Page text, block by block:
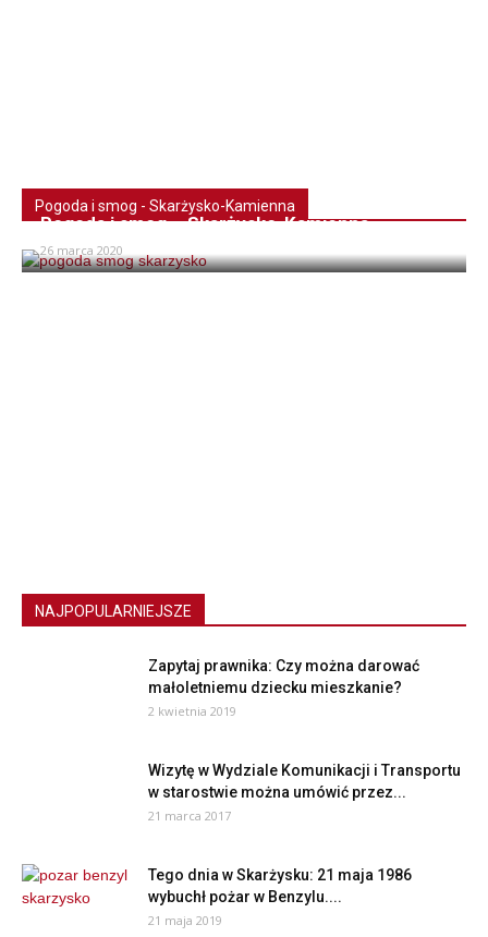
Pogoda i smog - Skarżysko-Kamienna
Pogoda i smog – Skarżysko-Kamienna
26 marca 2020
NAJPOPULARNIEJSZE
Zapytaj prawnika: Czy można darować
małoletniemu dziecku mieszkanie?
2 kwietnia 2019
Wizytę w Wydziale Komunikacji i Transportu
w starostwie można umówić przez...
21 marca 2017
Tego dnia w Skarżysku: 21 maja 1986
wybuchł pożar w Benzylu....
21 maja 2019